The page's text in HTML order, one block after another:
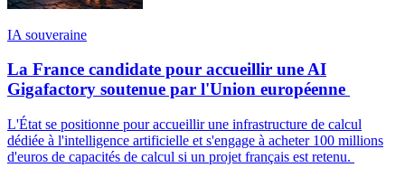
IA souveraine
La France candidate pour accueillir une AI
Gigafactory soutenue par l'Union européenne
L'État se positionne pour accueillir une infrastructure de calcul
dédiée à l'intelligence artificielle et s'engage à acheter 100 millions
d'euros de capacités de calcul si un projet français est retenu.